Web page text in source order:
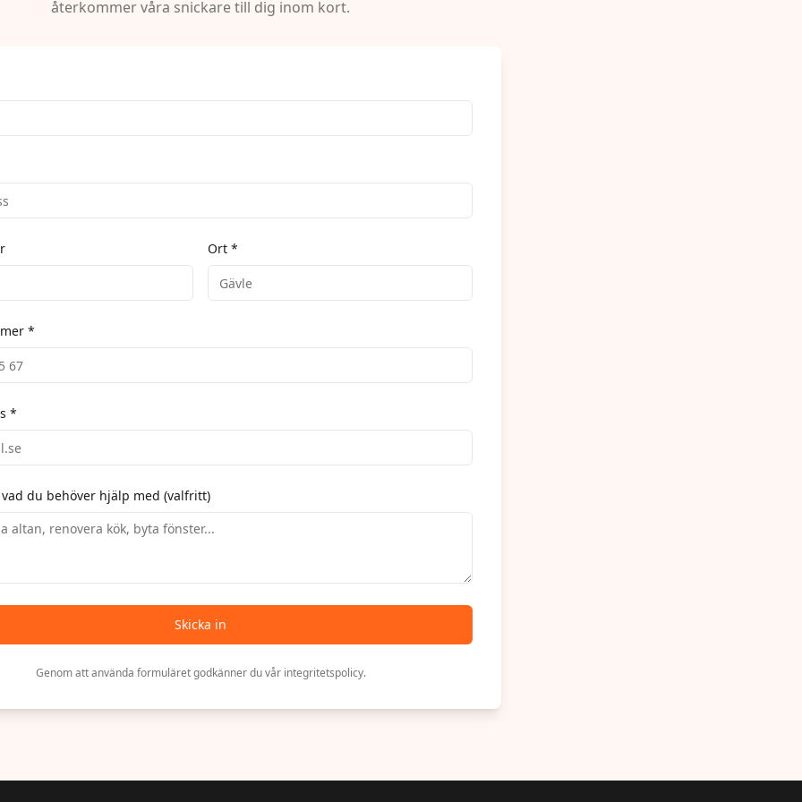
återkommer våra snickare till dig inom kort.
Ort *
*
*
du behöver hjälp med (valfritt)
Skicka in
Genom att använda formuläret godkänner du vår integritetspolicy.